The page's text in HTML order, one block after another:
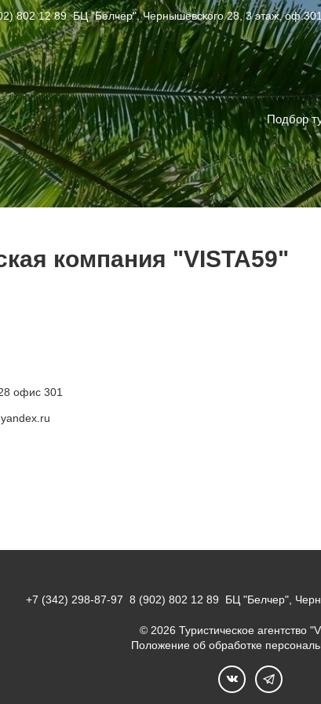
802 12 89БЦ "Белчер", Чернышевского 28, 3 этаж, оф.301
Подбор
компания "VISTA59"
офис 301
+7 (342) 298-87-97 8 (902) 802 12 89 БЦ "Белчер",
© 2026 Туристическое агентство
Положение об обработке